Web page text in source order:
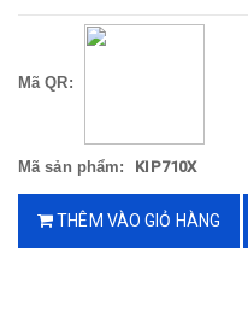
Mã QR:
Mã sản phẩm: KIP710X
THÊM VÀO GIỎ HÀNG